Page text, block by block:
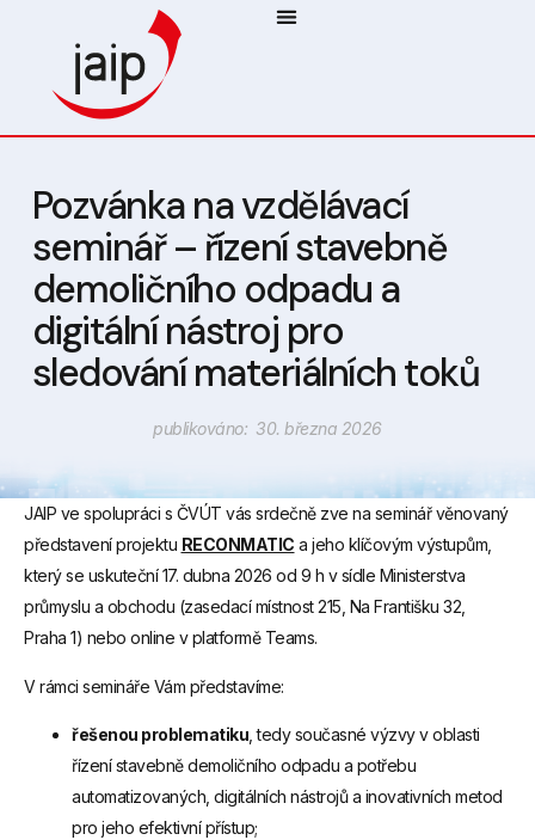
Pozvánka na vzdělávací
seminář – řízení stavebně
demoličního odpadu a
digitální nástroj pro
sledování materiálních toků
publikováno: 30. března 2026
JAIP ve spolupráci s ČVÚT vás srdečně zve na seminář věnovaný
představení projektu RECONMATIC a jeho klíčovým výstupům,
který se uskuteční 17. dubna 2026 od 9 h v sídle Ministerstva
průmyslu a obchodu (zasedací místnost 215, Na Františku 32,
Praha 1) nebo online v platformě Teams.
V rámci semináře Vám představíme:
řešenou problematiku , tedy současné výzvy v oblasti
řízení stavebně demoličního odpadu a potřebu
automatizovaných, digitálních nástrojů a inovativních metod
pro jeho efektivní přístup;